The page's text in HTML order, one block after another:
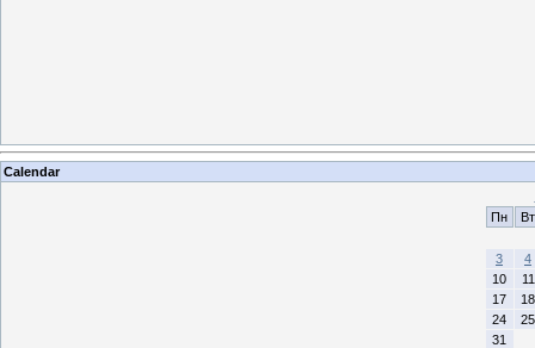
Calendar
Пн
Вт
3
4
10
11
17
18
24
25
31